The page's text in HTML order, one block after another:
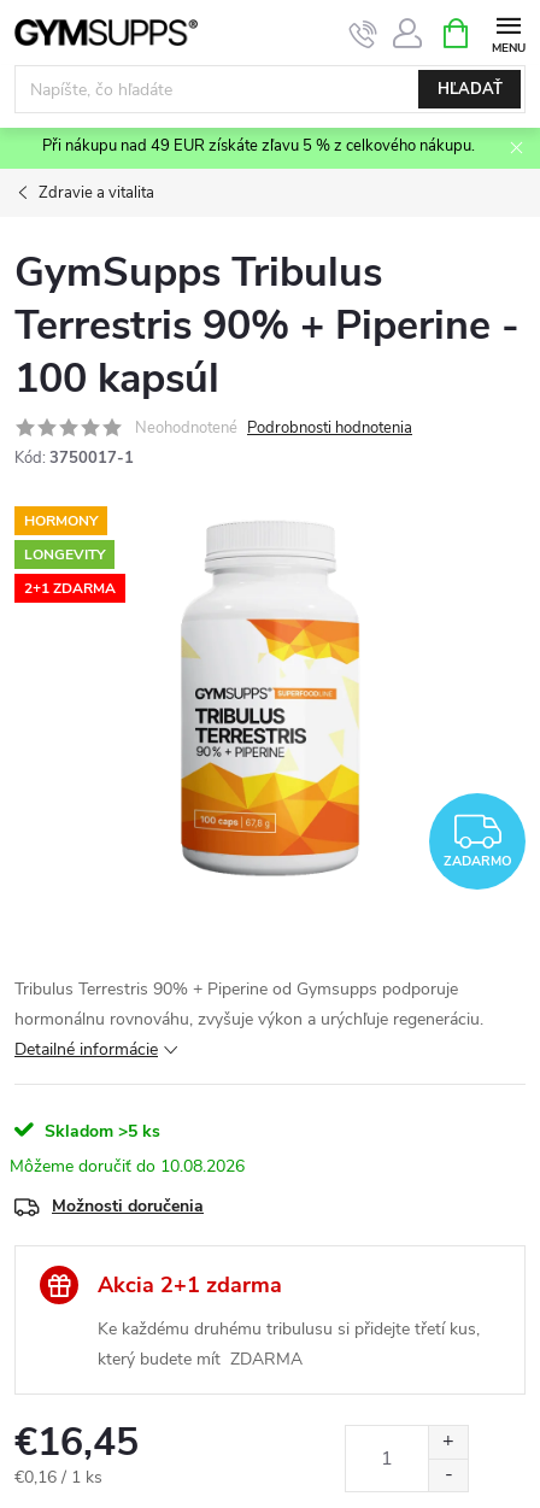
Prejsť
na
obsah
HĽADAŤ
KOŠÍK
Při nákupu nad 49 EUR získáte zľavu 5 % z celkového nákupu.
Zdravie a vitalita
GymSupps Tribulus
Terrestris 90% + Piperine -
100 kapsúl
Neohodnotené Podrobnosti hodnotenia
Kód: 3750017-1
HORMONY
LONGEVITY
2+1 ZDARMA
ZADARMO
Tribulus Terrestris 90% + Piperine od Gymsupps podporuje
hormonálnu rovnováhu, zvyšuje výkon a urýchľuje regeneráciu.
Detailné informácie
Skladom >5 ks
10.08.2026
Možnosti doručenia
Akcia 2+1 zdarma
Ke každému druhému tribulusu si přidejte třetí kus,
který budete mít ZDARMA
€16,45
Jednotková
€0,16 / 1 ks